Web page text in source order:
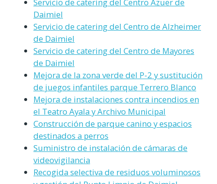
Daimiel
Servicio de catering del Centro de Alzheimer
de Daimiel
Servicio de catering del Centro de Mayores
de Daimiel
Mejora de la zona verde del P-2 y sustitución
de juegos infantiles parque Terrero Blanco
Mejora de instalaciones contra incendios en
el Teatro Ayala y Archivo Municipal
Construcción de parque canino y espacios
destinados a perros
Suministro de instalación de cámaras de
videovigilancia
Recogida selectiva de residuos voluminosos